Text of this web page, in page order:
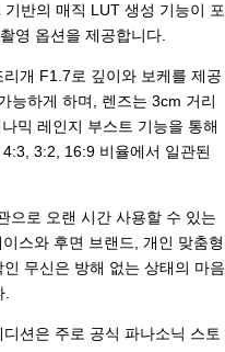
반의 매직 LUT 생성 기능이 포
영 옵션을 제공합니다.
개 F1.7로 깊이와 보케를 제공
능하게 하며, 렌즈는 3cm 거리
믹 레인지 부스트 기능을 통해
3:2, 16:9 비율에서 일관된
으로 오랜 시간 사용할 수 있는
스와 후면 브랜드, 개인 맞춤형
무신은 방해 없는 상태의 마음
.
션은 주로 공식 파나소닉 스토